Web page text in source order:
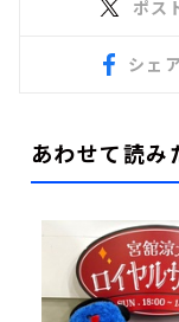
ポス
シェ
あわせて読み